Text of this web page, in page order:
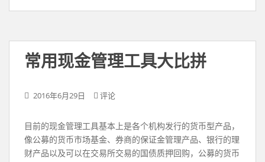
常用现金管理工具大比拼
2016年6月29日 评论
目前的现金管理工具基本上是各个机构发行的货币型产品，
像公募的货币市场基金、券商的保证金管理产品、银行的理
财产品以及可以在交易所交易的国债质押回购，公募的货币